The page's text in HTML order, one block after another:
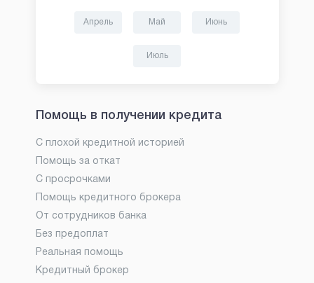
Апрель Май Июнь
Июль
Помощь в получении кредита
С плохой кредитной историей
Помощь за откат
С просрочками
Помощь кредитного брокера
От сотрудников банка
Без предоплат
Реальная помощь
Кредитный брокер